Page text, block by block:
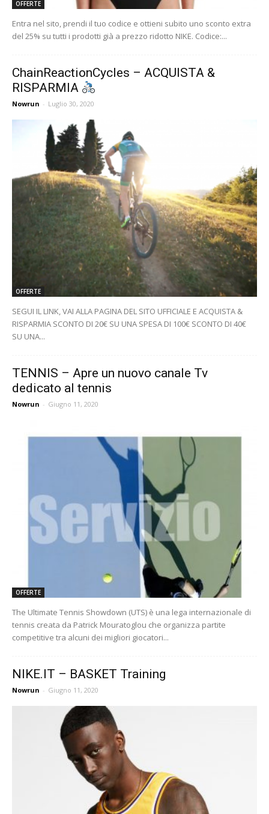
OFFERTE
Entra nel sito, prendi il tuo codice e ottieni subito uno sconto extra
del 25% su tutti i prodotti già a prezzo ridotto NIKE. Codice:...
ChainReactionCycles – ACQUISTA &
RISPARMIA
Nowrun - Luglio 30, 2020
OFFERTE
SEGUI IL LINK, VAI ALLA PAGINA DEL SITO UFFICIALE E ACQUISTA &
RISPARMIA SCONTO DI 20€ SU UNA SPESA DI 100€ SCONTO DI 40€
SU UNA...
TENNIS – Apre un nuovo canale Tv
dedicato al tennis
Nowrun - Giugno 11, 2020
OFFERTE
The Ultimate Tennis Showdown (UTS) è una lega internazionale di
tennis creata da Patrick Mouratoglou che organizza partite
competitive tra alcuni dei migliori giocatori...
NIKE.IT – BASKET Training
Nowrun - Giugno 11, 2020